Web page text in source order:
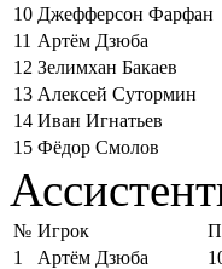
10 Джефферсон Фарфан
11 Артём Дзюба
12 Зелимхан Бакаев
13 Алексей Сутормин
14 Иван Игнатьев
15 Фёдор Смолов
№ Игрок
П
1
Артём Дзюба